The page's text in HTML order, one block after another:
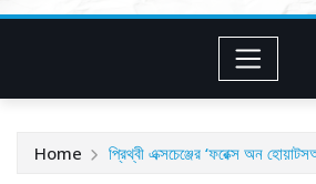
Home প্রিথ্বী এক্সচেঞ্জের ‘ফরেক্স অন